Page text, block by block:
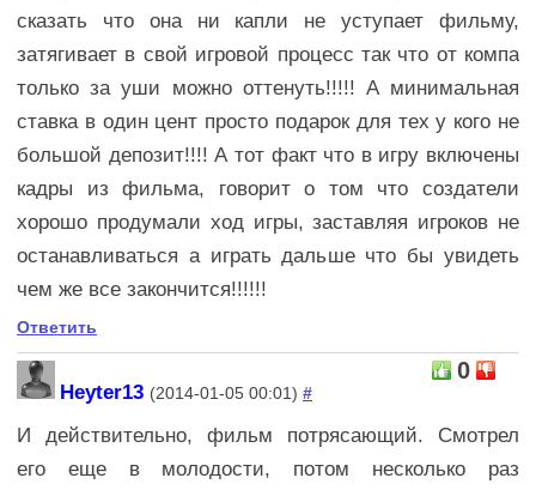
сказать что она ни капли не уступает фильму,
затягивает в свой игровой процесс так что от компа
только за уши можно оттенуть!!!!! А минимальная
ставка в один цент просто подарок для тех у кого не
большой депозит!!!! А тот факт что в игру включены
кадры из фильма, говорит о том что создатели
хорошо продумали ход игры, заставляя игроков не
останавливаться а играть дальше что бы увидеть
чем же все закончится!!!!!!
Ответить
Heyter13 (2014-01-05 00:01) #
0
И действительно, фильм потрясающий. Смотрел
его еще в молодости, потом несколько раз